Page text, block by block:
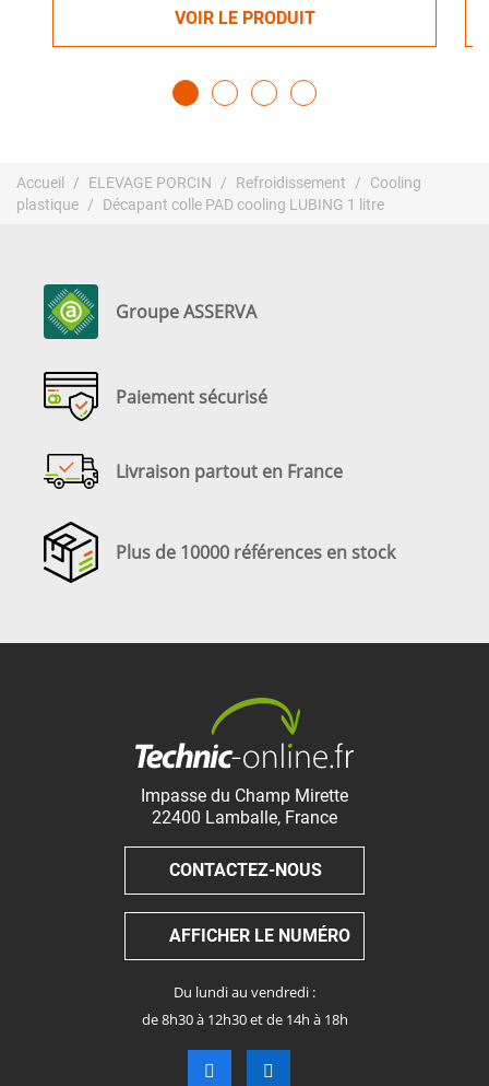
VOIR LE PRODUIT
Accueil ELEVAGE PORCIN Refroidissement
Cooling
plastique
Décapant colle PAD cooling LUBING 1 litre
Groupe ASSERVA
Paiement sécurisé
Livraison partout en France
Plus de 10000 références en stock
Impasse du Champ Mirette
22400 Lamballe, France
CONTACTEZ-NOUS
AFFICHER LE NUMÉRO
Du lundi au vendredi :
de 8h30 à 12h30 et de 14h à 18h